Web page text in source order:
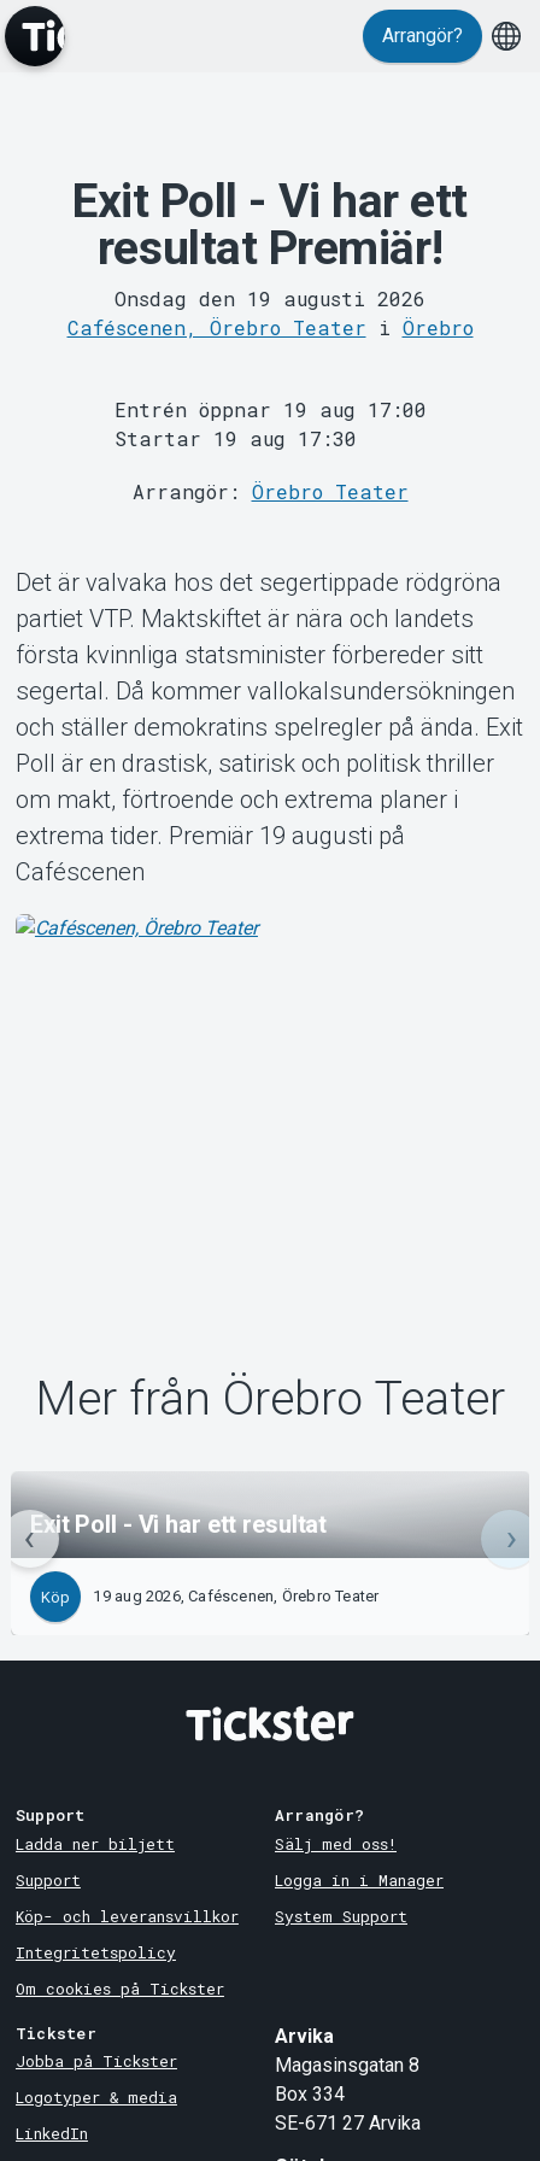
MyTickster
Support
Om Tickster
Arrangör?
Exit Poll - Vi har ett
resultat Premiär!
Onsdag den 19 augusti 2026
Caféscenen, Örebro Teater i Örebro
Entrén öppnar 19 aug 17:00
Startar 19 aug 17:30
Arrangör: Örebro Teater
Det är valvaka hos det segertippade rödgröna
partiet VTP. Maktskiftet är nära och landets
första kvinnliga statsminister förbereder sitt
segertal. Då kommer vallokalsundersökningen
och ställer demokratins spelregler på ända. Exit
Poll är en drastisk, satirisk och politisk thriller
om makt, förtroende och extrema planer i
extrema tider. Premiär 19 augusti på
Caféscenen
Mer från Örebro Teater
Exit Poll - Vi har ett resultat
Köp 19 aug 2026, Caféscenen, Örebro Teater
Support
Ladda ner biljett
Support
Köp- och leveransvillkor
Integritetspolicy
Om cookies på Tickster
Arrangör?
Sälj med oss!
Logga in i Manager
System Support
Tickster
Jobba på Tickster
Logotyper & media
LinkedIn
Arvika
Magasinsgatan 8
Box 334
SE-671 27 Arvika